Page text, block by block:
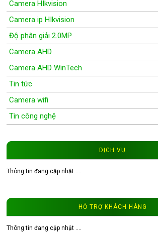
Camera HIkvision
Camera ip HIkvision
Độ phân giải 2.0MP
Camera AHD
Camera AHD WinTech
Tin tức
Camera wifi
Tin công nghệ
Đầu ghi hình camera
Đầu ghi camera WinTech
DỊCH VỤ
Thông tin đang cập nhật ....
HỖ TRỢ KHÁCH HÀNG
Thông tin đang cập nhật ....